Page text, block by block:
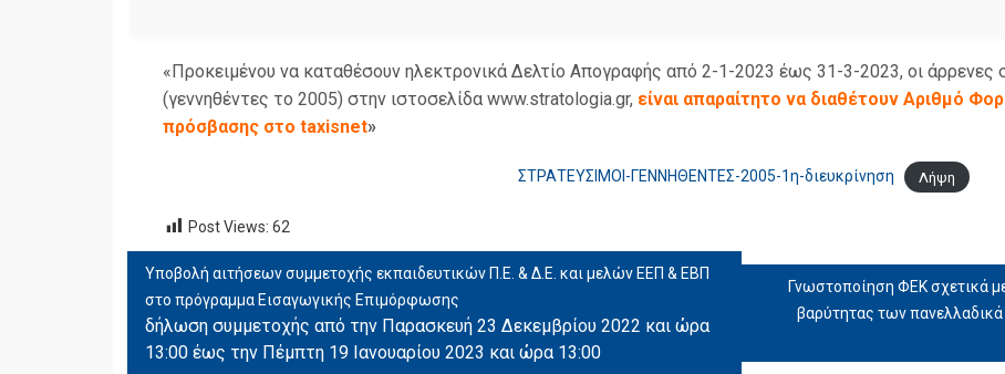
«Προκειμένου να καταθέσουν ηλεκτρονικά Δελτίο Απογραφής από 2-1-2023 έως 31-3-2023, οι άρρενες
(γεννηθέντες το 2005) στην ιστοσελίδα www.stratologia.gr, είναι απαραίτητο να διαθέτουν Αριθμό
πρόσβασης στο taxisnet»
ΣΤΡΑΤΕΥΣΙΜΟΙ-ΓΕΝΝΗΘΕΝΤΕΣ-2005-1η-διευκρίνηση Λήψη
Post Views: 62
ΠΛΟΉΓΗΣΗ
ΆΡΘΡΩΝ
Υποβολή αιτήσεων συμμετοχής εκπαιδευτικών Π.Ε. & Δ.Ε. και μελών ΕΕΠ & ΕΒΠ
στο πρόγραμμα Εισαγωγικής Επιμόρφωσης
δήλωση συμμετοχής από την Παρασκευή 23 Δεκεμβρίου 2022 και ώρα
13:00 έως την Πέμπτη 19 Ιανουαρίου 2023 και ώρα 13:00
Γνωστοποίηση ΦΕΚ σχετικά
βαρύτητας των